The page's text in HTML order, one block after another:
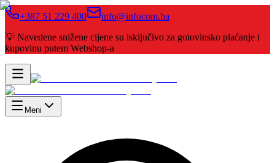
+387 51 229 400
info@infocom.ba
💡 Navedene snižene cijene su isključivo za gotovinsko plaćanje i
kupovinu putem Webshop-a
Meni